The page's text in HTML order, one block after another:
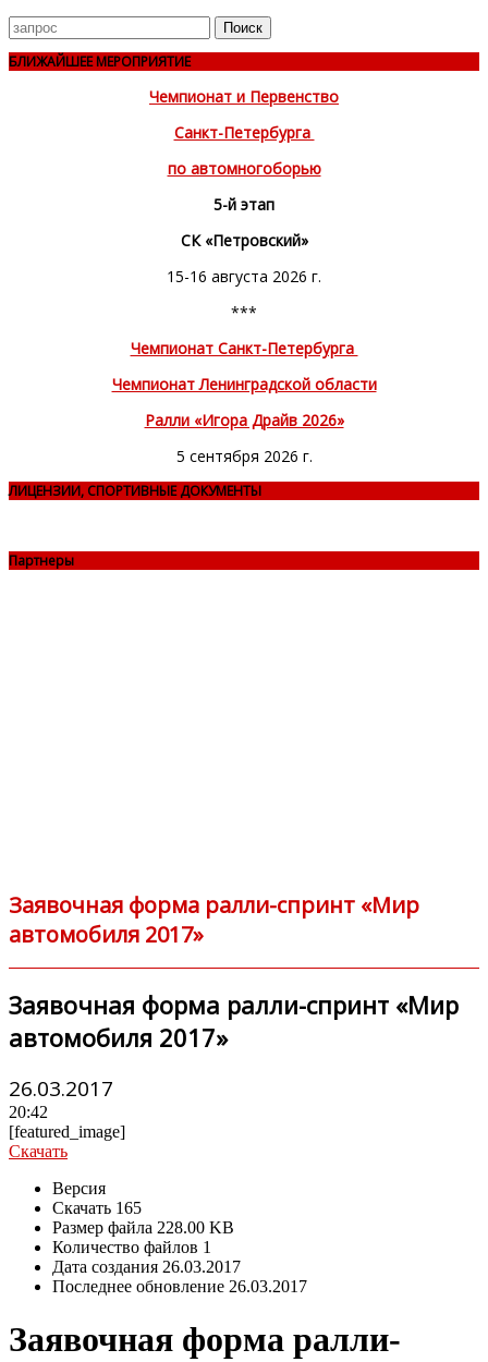
Поиск
для
БЛИЖАЙШЕЕ МЕРОПРИЯТИЕ
Чемпионат и Первенство
Санкт-Петербурга
по автомногоборью
5-й этап
СК «Петровский»
15-16 августа 2026 г.
***
Чемпионат Санкт-Петербурга
Чемпионат Ленинградской области
Ралли «Игора Драйв 2026»
5 сентября 2026 г.
ЛИЦЕНЗИИ, СПОРТИВНЫЕ ДОКУМЕНТЫ
Партнеры
Заявочная форма ралли-спринт «Мир
автомобиля 2017»
Заявочная форма ралли-спринт «Мир
автомобиля 2017»
26.03.2017
20:42
[featured_image]
Скачать
Версия
Скачать 165
Размер файла 228.00 KB
Количество файлов 1
Дата создания 26.03.2017
Последнее обновление 26.03.2017
Заявочная форма ралли-